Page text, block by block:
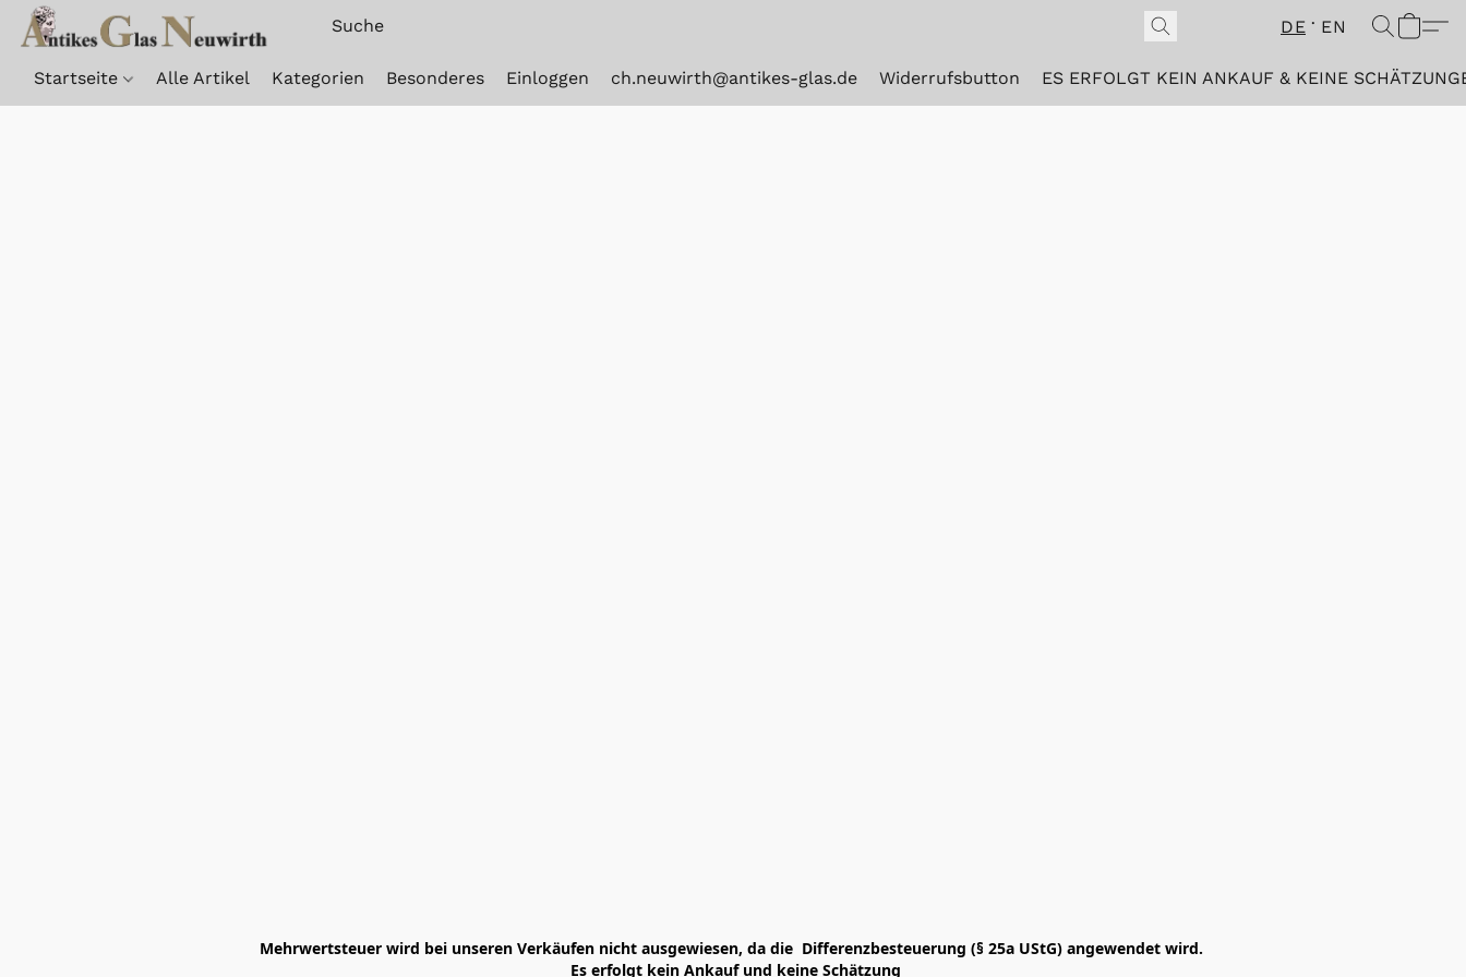
DE EN
Startseite Alle Artikel Kategorien Besonderes Einloggen ch.neuwirth@antikes-glas.de Widerrufsbutton ES ERFOLGT KEIN ANKAUF & KEINE
Mehrwertsteuer wird bei unseren Verkäufen nicht ausgewiesen, da die  Differenzbesteuerung (§ 25a UStG) angewendet wird.